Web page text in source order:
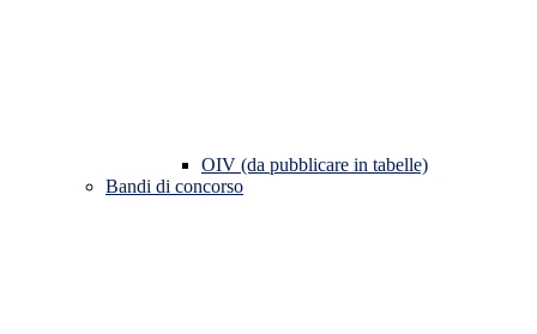
OIV (da pubblicare in tabelle)
Bandi di concorso